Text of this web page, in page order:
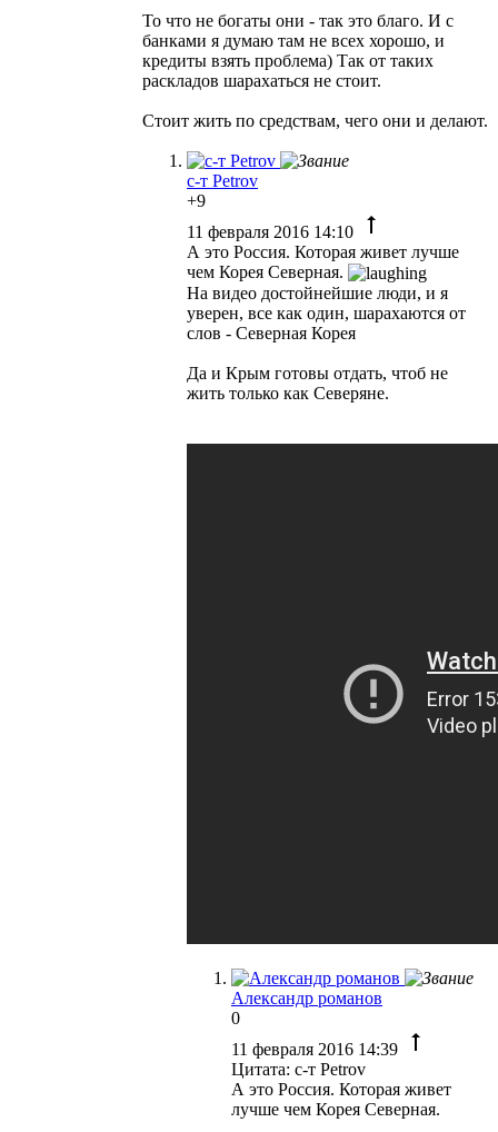
То что не богаты они - так это благо. И с
банками я думаю там не всех хорошо, и
кредиты взять проблема) Так от таких
раскладов шарахаться не стоит.
Стоит жить по средствам, чего они и делают.
с-т Petrov
+9
11 февраля 2016 14:10
А это Россия. Которая живет лучше
чем Корея Северная.
На видео достойнейшие люди, и я
уверен, все как один, шарахаются от
слов - Северная Корея
Да и Крым готовы отдать, чтоб не
жить только как Северяне.
Александр романов
0
11 февраля 2016 14:39
Цитата: с-т Petrov
А это Россия. Которая живет
лучше чем Корея Северная.